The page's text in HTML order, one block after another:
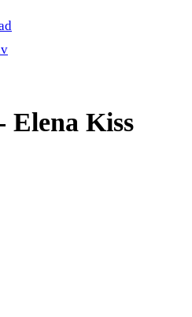
Elena Kiss